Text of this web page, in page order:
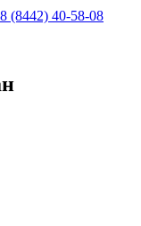
8 (8442) 40-58-08